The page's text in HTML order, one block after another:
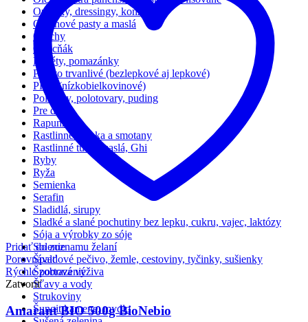
Omáčky, dressingy, konzervy
Orechové pasty a maslá
Orechy
Ovocňák
Paštéty, pomazánky
Pečivo trvanlivé (bezlepkové aj lepkové)
PKU (nízkobielkovinové)
Polievky, polotovary, puding
Pre deti
Rapunzel
Rastlinné mlieka a smotany
Rastlinné tuky, maslá, Ghi
Ryby
Ryža
Semienka
Serafin
Sladidlá, sirupy
Sladké a slané pochutiny bez lepku, cukru, vajec, laktózy
Sója a výrobky zo sóje
Solenie
Špaldové pečivo, žemle, cestoviny, tyčinky, sušienky
Športová výživa
Šťavy a vody
Strukoviny
Šungit kamene, mydlo
Pridať do zoznamu želaní
Porovnávať
Rýchle zobrazenie
Zatvoriť
Amarant BIO 500g BioNebio